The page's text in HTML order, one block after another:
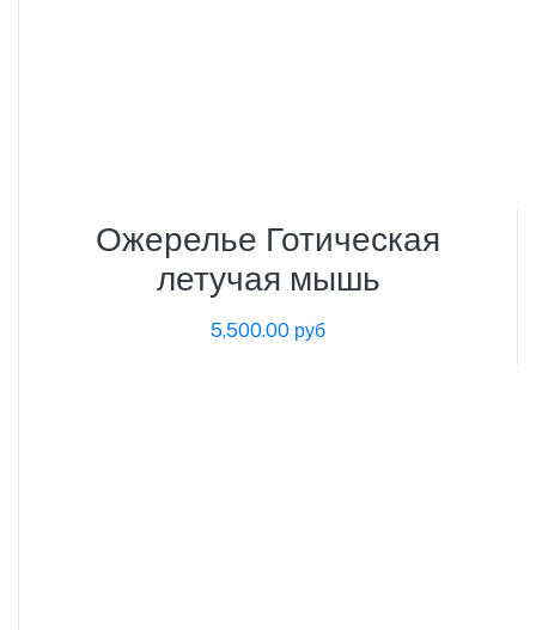
Ожерелье Готическая
летучая мышь
5,500.00 руб